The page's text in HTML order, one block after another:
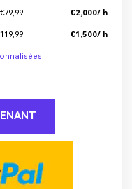
€79,99 €2,000/ h
€1,500/ h